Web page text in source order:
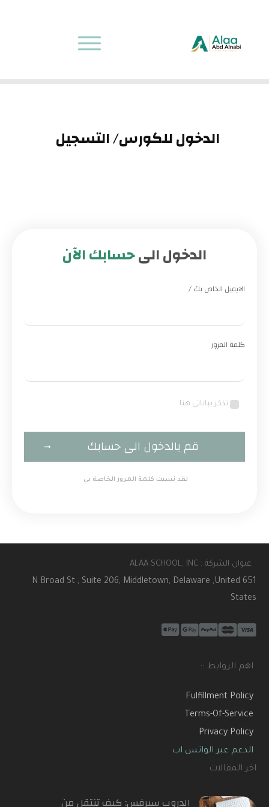
الدخول للكورس/ التسجيل
الدخول الىحسابك الآن
الايميل الخاص بك /
كلمة المرور
تذكر بياناتي هنا
قم بالدخول الى حسابك
لقد نسيت كلمة المرور الخاصة بي
اخر المقالات
الدروب سيرفس: كيف تنتقل من
اهم الروابط ::
Fulfillment Policy
Terms-Of-Service
Privacy Policy
الدعم عبر الواتس اب
عنوان الشركة : ALAA SCHOOL, INC
651 N Broad St , Suite 206, Middletown, Delaware ,United
States